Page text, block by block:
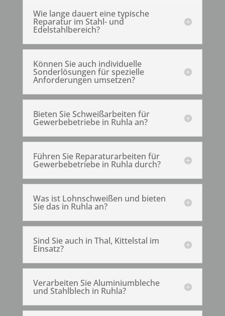
Wie lange dauert eine typische
Reparatur im Stahl- und
Edelstahlbereich?
Können Sie auch individuelle
Sonderlösungen für spezielle
Anforderungen umsetzen?
Bieten Sie Schweißarbeiten für
Gewerbebetriebe in Ruhla an?
Führen Sie Reparaturarbeiten für
Gewerbebetriebe in Ruhla durch?
Was ist Lohnschweißen und bieten
Sie das in Ruhla an?
Sind Sie auch in Thal, Kittelstal im
Einsatz?
Verarbeiten Sie Aluminiumbleche
und Stahlblech in Ruhla?